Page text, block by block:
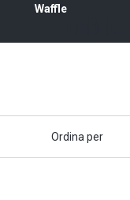
Waffle
Ordina per